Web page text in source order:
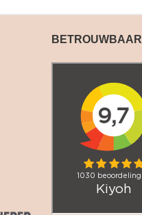
BETROUWBAAR